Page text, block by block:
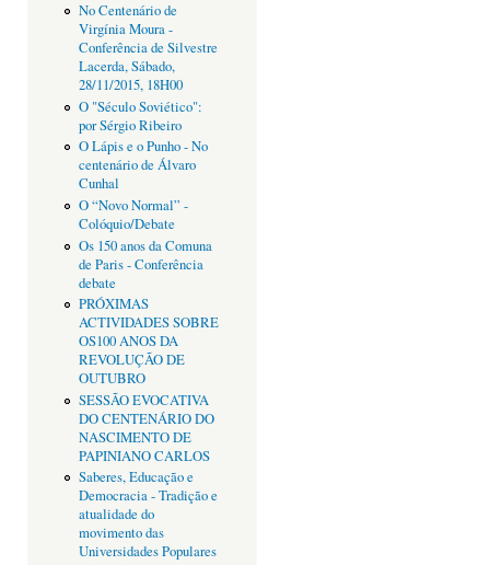
No Centenário de
Virgínia Moura -
Conferência de Silvestre
Lacerda, Sábado,
28/11/2015, 18H00
O "Século Soviético":
por Sérgio Ribeiro
O Lápis e o Punho - No
centenário de Álvaro
Cunhal
O “Novo Normal” -
Colóquio/Debate
Os 150 anos da Comuna
de Paris - Conferência
debate
PRÓXIMAS
ACTIVIDADES SOBRE
OS100 ANOS DA
REVOLUÇÃO DE
OUTUBRO
SESSÃO EVOCATIVA
DO CENTENÁRIO DO
NASCIMENTO DE
PAPINIANO CARLOS
Saberes, Educação e
Democracia - Tradição e
atualidade do
movimento das
Universidades Populares